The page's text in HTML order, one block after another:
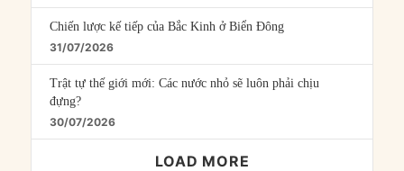
Chiến lược kế tiếp của Bắc Kinh ở Biển Đông
31/07/2026
Trật tự thế giới mới: Các nước nhỏ sẽ luôn phải chịu
đựng?
30/07/2026
LOAD MORE